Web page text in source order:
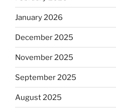
January 2026
December 2025
November 2025
September 2025
August 2025